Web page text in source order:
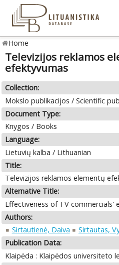
Home
Televizijos reklamos
efektyvumas
Collection:
Mokslo publikacijos / Scientific
Document Type:
Knygos / Books
Language:
Lietuvių kalba / Lithuanian
Title:
Televizijos reklamos elementų
Alternative Title:
Effectiveness of TV commercials'
Authors:
Sirtautienė, Daiva
Sirtautas,
Publication Data:
Klaipėda : Klaipėdos universiteto